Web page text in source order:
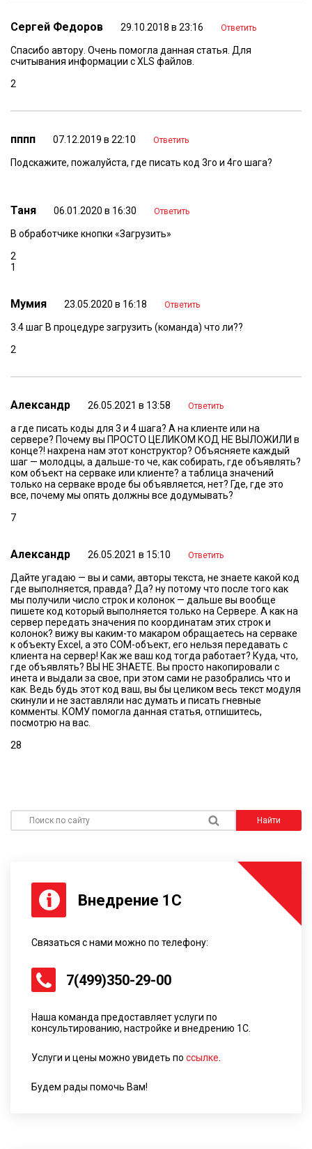
Сергей Федоров 29.10.2018 в 23:16 Ответить
Спасибо автору. Очень помогла данная статья. Для
считывания информации с XLS файлов.
2
пппп 07.12.2019 в 22:10 Ответить
Подскажите, пожалуйста, где писать код 3го и 4го шага?
Таня 06.01.2020 в 16:30 Ответить
В обработчике кнопки «Загрузить»
2
1
Мумия 23.05.2020 в 16:18 Ответить
3.4 шаг В процедуре загрузить (команда) что ли??
2
Александр 26.05.2021 в 13:58 Ответить
а где писать коды для 3 и 4 шага? А на клиенте или на
сервере? Почему вы ПРОСТО ЦЕЛИКОМ КОД НЕ ВЫЛОЖИЛИ в
конце?! нахрена нам этот конструктор? Объясняете каждый
шаг — молодцы, а дальше-то че, как собирать, где объявлять?
ком объект на серваке или клиенте? а таблица значений
только на серваке вроде бы объявляется, нет? Где, где это
все, почему мы опять должны все додумывать?
7
Александр 26.05.2021 в 15:10 Ответить
Дайте угадаю — вы и сами, авторы текста, не знаете какой код
где выполняется, правда? Да? ну потому что после того как
мы получили число строк и колонок — дальше вы вообще
пишете код который выполняется только на Сервере. А как на
сервер передать значения по координатам этих строк и
колонок? вижу вы каким-то макаром обращаетесь на серваке
к объекту Excel, а это COM-объект, его нельзя передавать с
клиента на сервер! Как же ваш код тогда работает? Куда, что,
где объявлять? ВЫ НЕ ЗНАЕТЕ. Вы просто накопировали с
инета и выдали за свое, при этом сами не разобрались что и
как. Ведь будь этот код ваш, вы бы целиком весь текст модуля
скинули и не заставляли нас думать и писать гневные
комменты. КОМУ помогла данная статья, отпишитесь,
посмотрю на вас.
28
Поиск по сайту Найти
Внедрение 1С
Связаться с нами можно по телефону:
7(499)350-29-00
Наша команда предоставляет услуги по
консультированию, настройке и внедрению 1С.
Услуги и цены можно увидеть по ссылке
Будем рады помочь Вам!